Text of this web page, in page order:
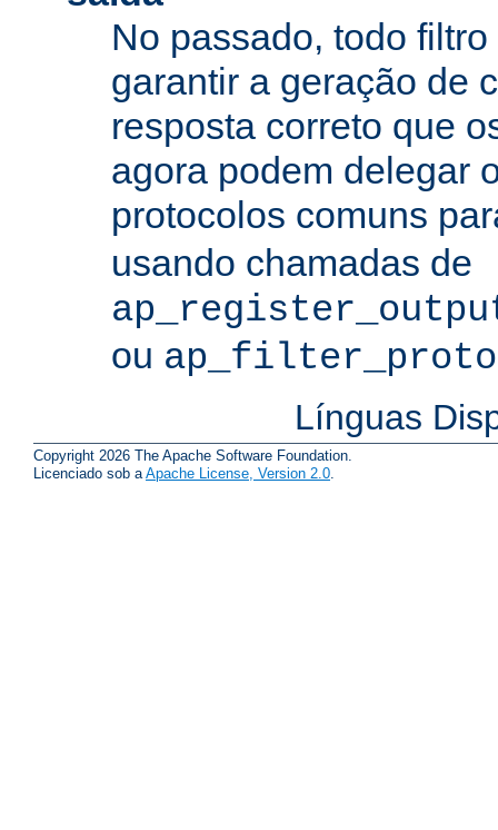
No passado, todo
garantir a geração de
resposta correto que
agora podem delegar
protocolos comuns
usando chamadas de
ou
Línguas
Copyright 2026 The Apache Software Foundation.
Licenciado sob a Apache License, Version 2.0